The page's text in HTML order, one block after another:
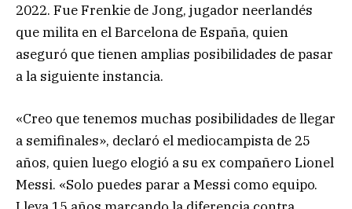
2022. Fue Frenkie de Jong, jugador neerlandés
que milita en el Barcelona de España, quien
aseguró que tienen amplias posibilidades de pasar
a la siguiente instancia.
«Creo que tenemos muchas posibilidades de llegar
a semifinales», declaró el mediocampista de 25
años, quien luego elogió a su ex compañero Lionel
Messi. «Solo puedes parar a Messi como equipo.